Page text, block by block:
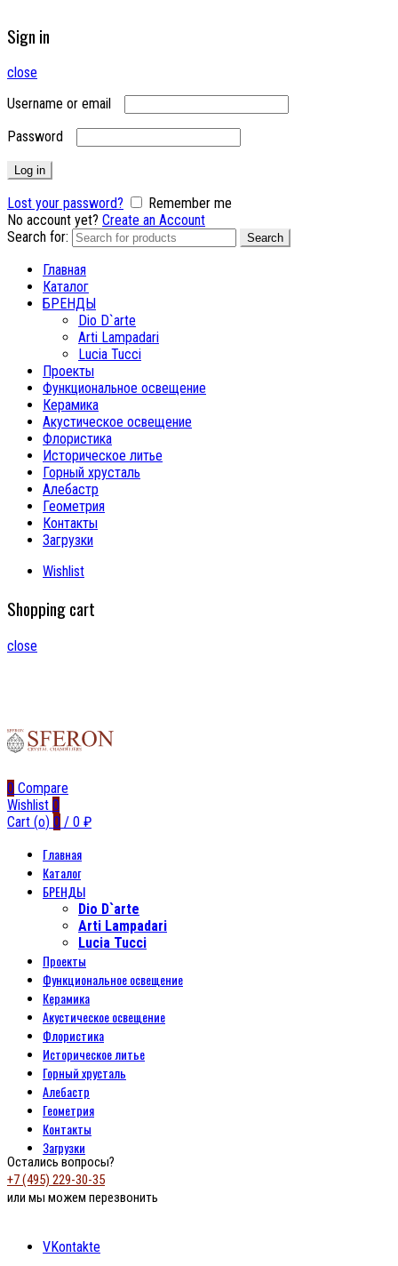
Sign in
close
Username or email
Password
Log in
Lost your password?
Remember me
No account yet? Create an Account
Search for:
Search
Главная
Каталог
БРЕНДЫ
Dio D`arte
Arti Lampadari
Lucia Tucci
Проекты
Функциональное освещение
Керамика
Акустическое освещение
Флористика
Историческое литье
Горный хрусталь
Алебастр
Геометрия
Контакты
Загрузки
Wishlist
Shopping cart
close
0 Compare
Wishlist 0
Cart (o) 0 / 0 ₽
Главная
Каталог
БРЕНДЫ
Dio D`arte
Arti Lampadari
Lucia Tucci
Проекты
Функциональное освещение
Керамика
Акустическое освещение
Флористика
Историческое литье
Горный хрусталь
Алебастр
Геометрия
Контакты
Загрузки
Остались вопросы?
+7 (495) 229-30-35
или мы можем перезвонить
VKontakte